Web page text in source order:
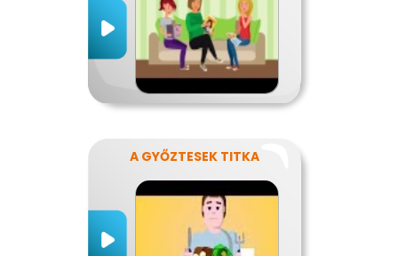
A GYŐZTESEK TITKA